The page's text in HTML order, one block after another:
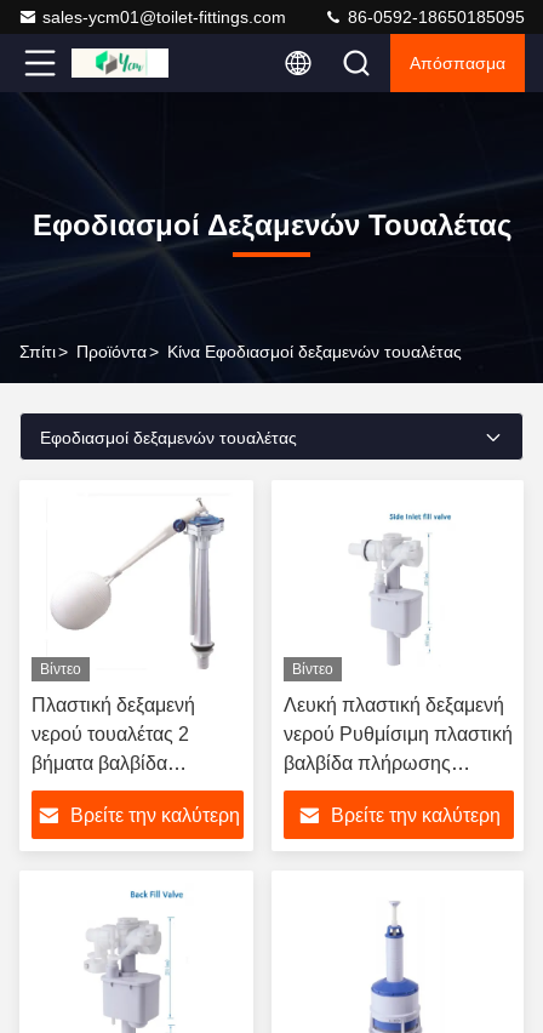
sales-ycm01@toilet-fittings.com 86-0592-18650185095
Απόσπασμα
Εφοδιασμοί Δεξαμενών Τουαλέτας
Σπίτι> Προϊόντα> Κίνα Εφοδιασμοί δεξαμενών τουαλέτας
Εφοδιασμοί δεξαμενών τουαλέτας
Βίντεο
Πλαστική δεξαμενή
νερού τουαλέτας 2
βήματα βαλβίδα
πλήρωσης WC βαλβίδα
πλήρωσης τουαλέτας σε
λευκό χρώμα
Βρείτε την καλύτερη
Βίντεο
Λευκή πλαστική δεξαμενή
νερού Ρυθμίσιμη πλαστική
βαλβίδα πλήρωσης
τουαλέτας για δεξαμενή
τουαλέταςΒρείτε την καλύτερη